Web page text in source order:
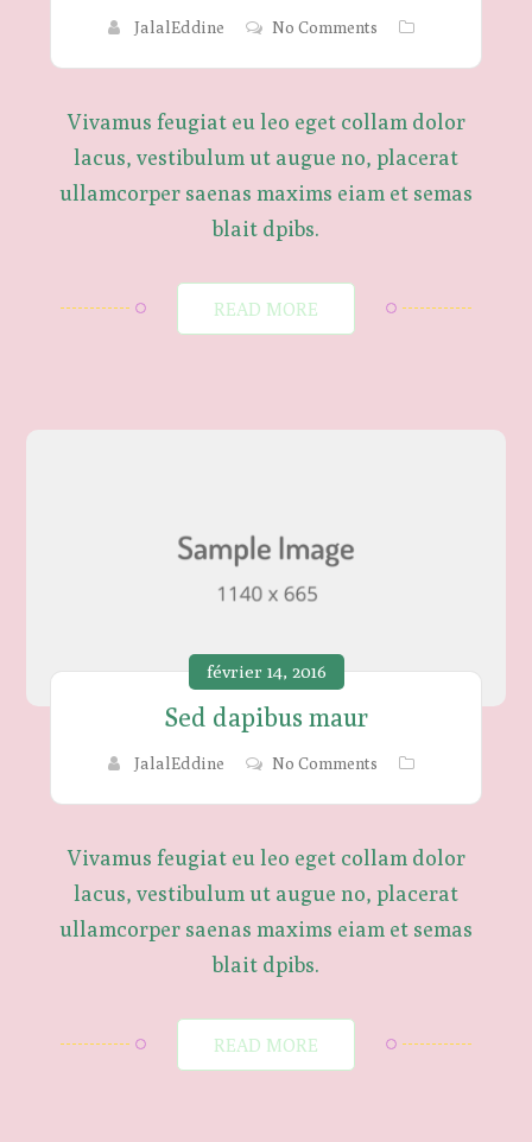
JalalEddine No Comments
Vivamus feugiat eu leo eget collam dolor
lacus, vestibulum ut augue no, placerat
ullamcorper saenas maxims eiam et semas
blait dpibs.
READ MORE
février 14, 2016
Sed dapibus maur
JalalEddine No Comments
Vivamus feugiat eu leo eget collam dolor
lacus, vestibulum ut augue no, placerat
ullamcorper saenas maxims eiam et semas
blait dpibs.
READ MORE